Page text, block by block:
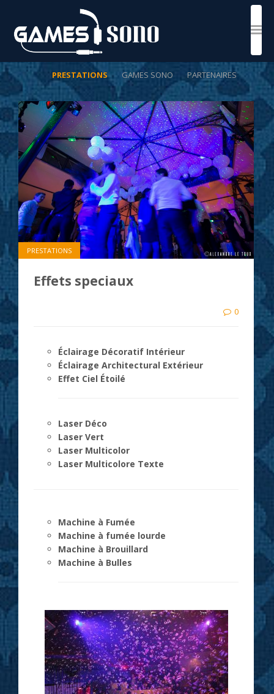
PRESTATIONS GAMES SONO PARTENAIRES
PRESTATIONS
Effets speciaux
0
Éclairage Décoratif Intérieur
Éclairage Architectural Extérieur
Effet Ciel Étoilé
Laser Déco
Laser Vert
Laser Multicolor
Laser Multicolore Texte
Machine à Fumée
Machine à fumée lourde
Machine à Brouillard
Machine à Bulles